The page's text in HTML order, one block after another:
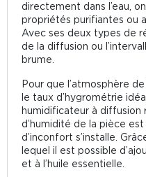
directement dans l’eau,
propriétés purifiantes ou
Avec ses deux types de
de la diffusion ou
brume.
Pour que l’atmosphère
le taux d’hygrométrie
humidificateur à diffusion
d’humidité de la pièce
d’inconfort s’installe.
lequel il est possible
et à l’huile essentielle.